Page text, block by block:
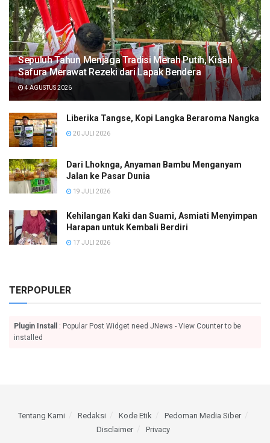
Sepuluh Tahun Menjaga Tradisi Merah Putih, Kisah
Safura Merawat Rezeki dari Lapak Bendera
4 AGUSTUS 2026
Liberika Tangse, Kopi Langka Beraroma Nangka
20 JULI 2026
Dari Lhoknga, Anyaman Bambu Menganyam
Jalan ke Pasar Dunia
19 JULI 2026
Kehilangan Kaki dan Suami, Asmiati Menyimpan
Harapan untuk Kembali Berdiri
17 JULI 2026
TERPOPULER
Plugin Install
: Popular Post Widget need JNews - View Counter to be
installed
Tentang Kami Redaksi Kode Etik
Pedoman Media Siber
Disclaimer
Privacy